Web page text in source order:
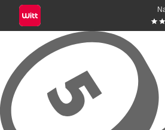
Přeskočit na hlavní obsah